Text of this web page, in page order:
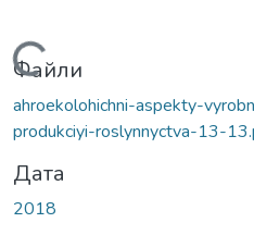
Вантажиться...
Файли
ahroekolohichni-aspekty-
produkciyi-roslynnyctva-13-
Дата
2018